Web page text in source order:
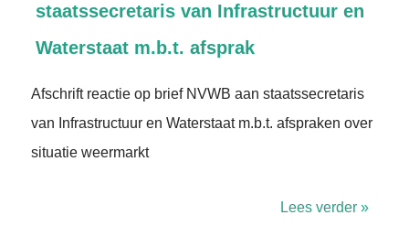
staatssecretaris van Infrastructuur en
Waterstaat m.b.t. afsprak
Afschrift reactie op brief NVWB aan staatssecretaris
van Infrastructuur en Waterstaat m.b.t. afspraken over
situatie weermarkt
Lees verder »